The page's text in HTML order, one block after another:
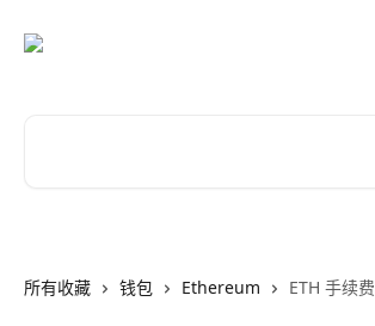
所有收藏 钱包 Ethereum ETH 手续费